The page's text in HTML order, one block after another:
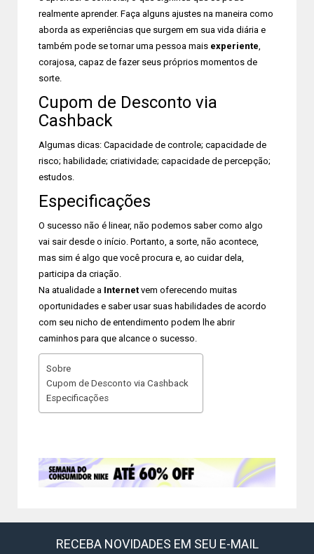
realmente aprender. Faça alguns ajustes na maneira como
aborda as experiências que surgem em sua vida diária e
também pode se tornar uma pessoa mais experiente,
corajosa, capaz de fazer seus próprios momentos de
sorte.
Cupom de Desconto via
Cashback
Algumas dicas: Capacidade de controle; capacidade de
risco; habilidade; criatividade; capacidade de percepção;
estudos.
Especificações
O sucesso não é linear, não podemos saber como algo
vai sair desde o início. Portanto, a sorte, não acontece,
mas sim é algo que você procura e, ao cuidar dela,
participa da criação.
Na atualidade a Internet vem oferecendo muitas
oportunidades e saber usar suas habilidades de acordo
com seu nicho de entendimento podem lhe abrir
caminhos para que alcance o sucesso.
Sobre
Cupom de Desconto via Cashback
Especificações
RECEBA NOVIDADES EM SEU E-MAIL